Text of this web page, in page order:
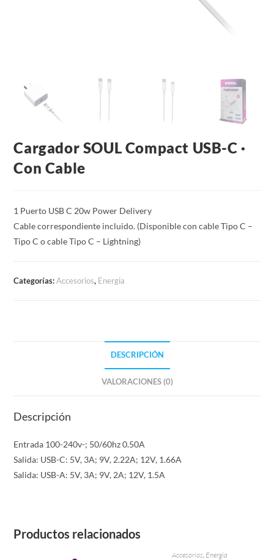
Cargador SOUL Compact USB-C ·
Con Cable
1 Puerto USB C 20w Power Delivery
Cable correspondiente incluido. (Disponible con cable Tipo C –
Tipo C o cable Tipo C – Lightning)
Categorías:Accesorios, Energia
DESCRIPCIÓN
VALORACIONES (0)
Descripción
Entrada 100-240v-; 50/60hz 0.50A
Salida: USB-C: 5V, 3A; 9V, 2.22A; 12V, 1.66A
Salida: USB-A: 5V, 3A; 9V, 2A; 12V, 1.5A
Productos relacionados
Accesorios Energia